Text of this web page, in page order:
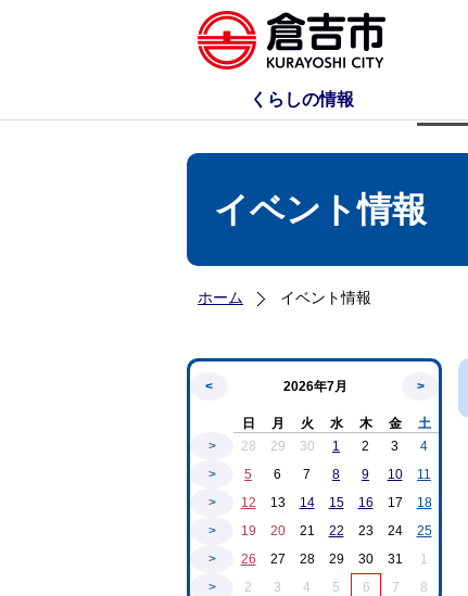
くらしの情報
イベント情報
ホーム イベント情報
< 2026年7月 >
日 月 火 水 木 金
土
>
28 29 30 1 2 3
4
>
5 6 7 8 9 10
11
>
12 13 14 15 16 17
18
>
19 20 21 22 23 24
25
>
26 27 28 29 30 31
1
>
2 3 4 5 6 7 8